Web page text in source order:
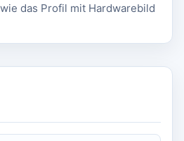
das Profil mit Hardwarebild